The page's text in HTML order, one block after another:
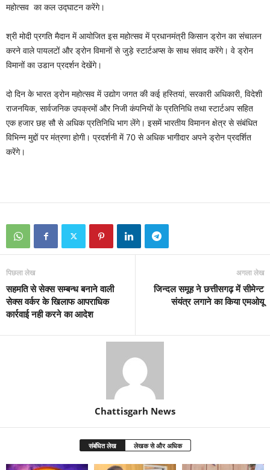
महोत्‍सव का कल उद्घाटन करेंगे।
श्री मोदी प्रगति मैदान में आयोजित इस महोत्सव में प्रधानमंत्री किसान ड्रोन का संचालन
करने वाले पायलटों और ड्रोन विमानों से जुड़े स्‍टार्टअप्‍स के साथ संवाद करेंगे। वे ड्रोन
विमानों का उडान प्रदर्शन देखेंगे।
दो दिन के भारत ड्रोन महोत्‍सव में उद्योग जगत की कई हस्तियां, सरकारी अधिकारी, विदेशी
राजनयिक, सार्वजनिक उपक्रमों और निजी कंपनियों के प्रतिनिधि तथा स्‍टार्टअप सहित
एक हजार छह सौ से अधिक प्रतिनिधि भाग लेंगे। इसमें भारतीय विमानन क्षेत्र से संबंधित
विभिन्‍न मुद्दों पर मंत्रणा होगी। प्रदर्शनी में 70 से अधिक भागीदार अपने ड्रोन प्रदर्शित
करेंगे।
पिछला लेख
सहमति से सेक्स सम्बन्ध बनाने वाली
सेक्स वर्कर के खिलाफ आपराधिक
कार्रवाई नही करने का आदेश
अगला लेख
जिन्दल समूह ने छत्तीसगढ़ में सीमेन्ट
संयंत्र लगाने का किया एमओयू
Chattisgarh News
संबंधित लेख लेखक से और अधिक